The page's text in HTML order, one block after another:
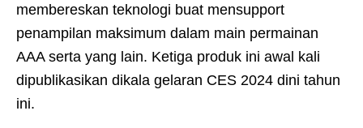
membereskan teknologi buat mensupport
penampilan maksimum dalam main permainan
AAA serta yang lain. Ketiga produk ini awal kali
dipublikasikan dikala gelaran CES 2024 dini tahun
ini.